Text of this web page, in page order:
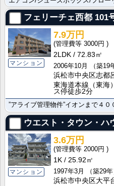
フェリーチェ西都 101
マンション
7.9万円
3000円
2LDK
72.83㎡
2006年10月
（築19
浜松市中央区志都
東海道本線（東海
ス停徒歩2分
ウエスト・タウン・ハ
マンション
3.6万円
2000円
1K
25.92㎡
1997年3月
（築29年
浜松市中央区大平